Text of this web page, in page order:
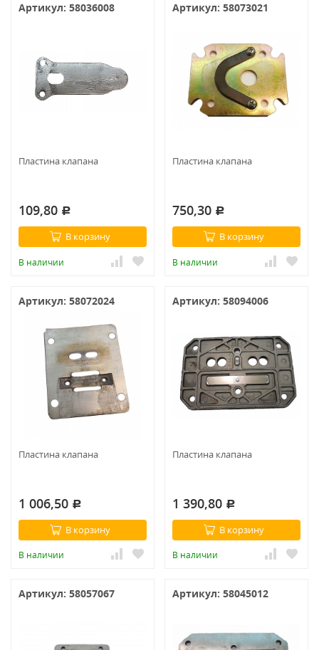
Артикул: 58036008
Пластина клапана
109,80 Р
В корзину
В наличии
Артикул: 58073021
Пластина клапана
750,30 Р
В корзину
В наличии
Артикул: 58072024
Пластина клапана
1 006,50 Р
В корзину
В наличии
Артикул: 58094006
Пластина клапана
1 390,80 Р
В корзину
В наличии
Артикул: 58057067 Артикул: 58045012